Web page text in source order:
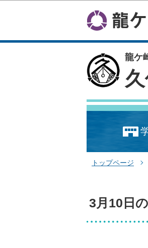
龍ケ
トップページ
3月10日